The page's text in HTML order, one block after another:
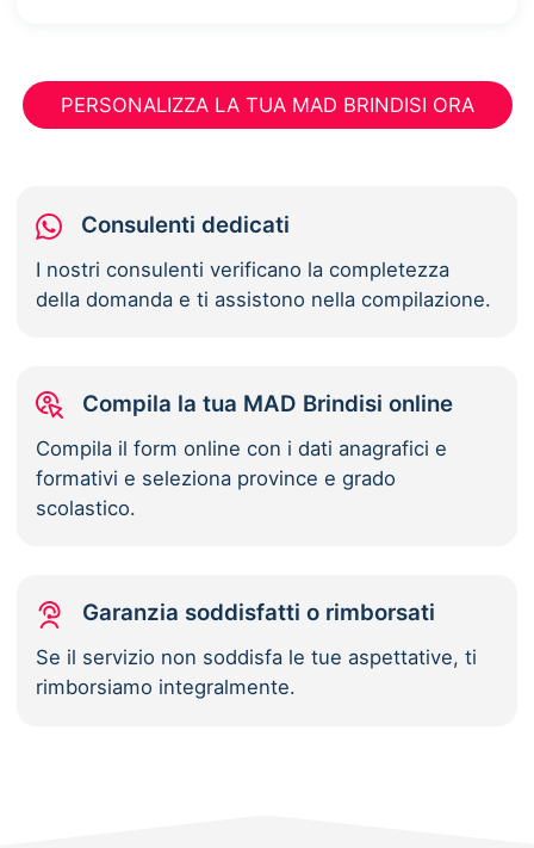
PERSONALIZZA LA TUA MAD BRINDISI ORA
Consulenti dedicati
I nostri consulenti verificano la completezza
della domanda e ti assistono nella compilazione.
Compila la tua MAD Brindisi online
Compila il form online con i dati anagrafici e
formativi e seleziona province e grado
scolastico.
Garanzia soddisfatti o rimborsati
Se il servizio non soddisfa le tue aspettative, ti
rimborsiamo integralmente.